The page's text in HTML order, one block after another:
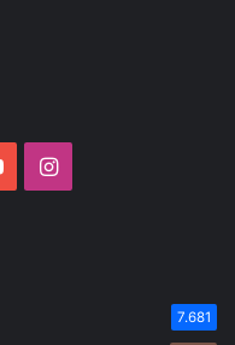
YouTubeInstagram
7.681